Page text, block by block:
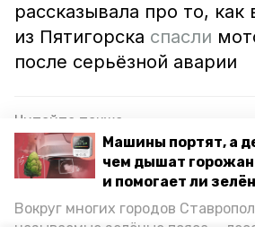
Машины портят, а
чем дышат
и помогает ли
Вокруг многих городов
называемые зелёные пояса —
рассказывала про то, как
из Пятигорска спасли
после серьёзной аварии
Читайте также:
Школу сестёр милосердия
Ставрополе